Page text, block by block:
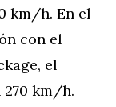
km/h. En el
con el
el
270 km/h.